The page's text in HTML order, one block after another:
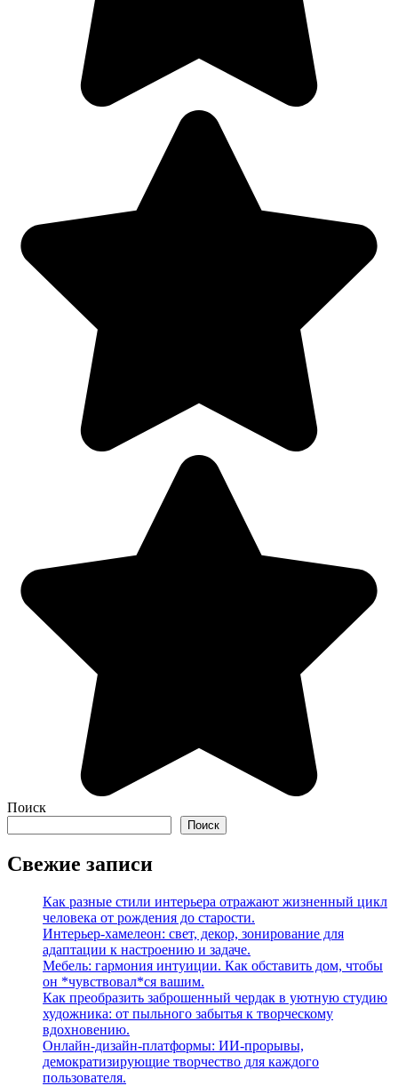
Поиск
Поиск
Свежие записи
Как разные стили интерьера отражают жизненный цикл
человека от рождения до старости.
Интерьер-хамелеон: свет, декор, зонирование для
адаптации к настроению и задаче.
Мебель: гармония интуиции. Как обставить дом, чтобы
он *чувствовал*ся вашим.
Как преобразить заброшенный чердак в уютную студию
художника: от пыльного забытья к творческому
вдохновению.
Онлайн-дизайн-платформы: ИИ-прорывы,
демократизирующие творчество для каждого
пользователя.